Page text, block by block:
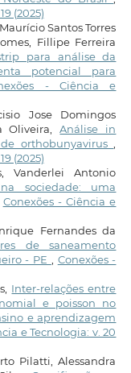
(2025)
Santos Torres
Fillipe Ferreira
para análise da
potencial para
- Ciência e
Jose Domingos
Oliveira,Análise in
orthobunyavirus
(2025)
Vanderlei Antonio
sociedade: uma
Conexões - Ciência e
Fernandes da
de saneamento
- PE
Conexões -
Inter-relações entre
e poisson no
e aprendizagem
e Tecnologia: v. 20
Pilatti, Alessandra